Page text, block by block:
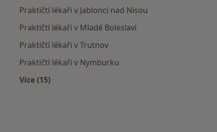
Praktičtí lékaři v Jablonci nad Nisou
Praktičtí lékaři v Mladé Boleslavi
Praktičtí lékaři v Trutnov
Praktičtí lékaři v Nymburku
Více (15)